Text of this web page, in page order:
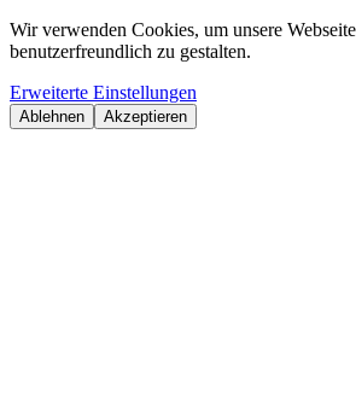
Wir verwenden Cookies, um unsere
benutzerfreundlich zu gestalten.
Erweiterte Einstellungen
Ablehnen Akzeptieren